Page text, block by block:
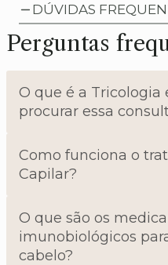
DÚVIDAS
Perguntas
O que é a Tricologia
procurar essa
Como funciona o
Capilar?
O que são os
imunobiológicos
cabelo?